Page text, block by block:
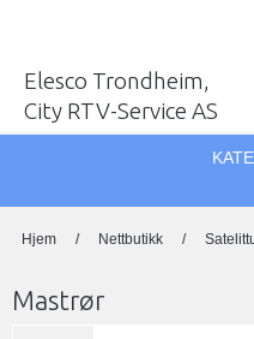
Elesco Trondheim,
City RTV-Service AS
Hjem / Nettbutikk /
Mastrør